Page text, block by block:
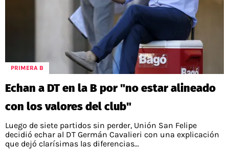
PRIMERA B
Echan a DT en la B por "no estar alineado
con los valores del club"
Luego de siete partidos sin perder, Unión San Felipe
decidió echar al DT Germán Cavalieri con una explicación
que dejó clarísimas las diferencias...